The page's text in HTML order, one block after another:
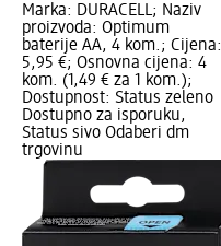
Marka: DURACELL; Naziv
proizvoda: Optimum
baterije AA, 4 kom.; Cijena:
5,95 €; Osnovna cijena: 4
kom. (1,49 € za 1 kom.);
Dostupnost: Status zeleno
Dostupno za isporuku,
Status sivo Odaberi dm
trgovinu